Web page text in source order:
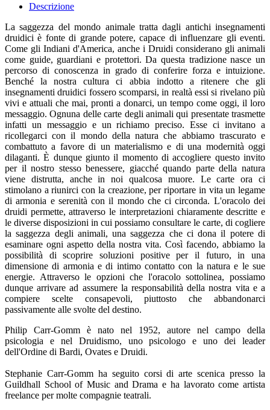
Descrizione
La saggezza del mondo animale tratta dagli antichi insegnamenti
druidici è fonte di grande potere, capace di influenzare gli eventi.
Come gli Indiani d'America, anche i Druidi considerano gli animali
come guide, guardiani e protettori. Da questa tradizione nasce un
percorso di conoscenza in grado di conferire forza e intuizione.
Benché la nostra cultura ci abbia indotto a ritenere che gli
insegnamenti druidici fossero scomparsi, in realtà essi si rivelano più
vivi e attuali che mai, pronti a donarci, un tempo come oggi, il loro
messaggio. Ognuna delle carte degli animali qui presentate trasmette
infatti un messaggio e un richiamo preciso. Esse ci invitano a
ricollegarci con il mondo della natura che abbiamo trascurato e
combattuto a favore di un materialismo e di una modernità oggi
dilaganti. È dunque giunto il momento di accogliere questo invito
per il nostro stesso benessere, giacché quando parte della natura
viene distrutta, anche in noi qualcosa muore. Le carte ora ci
stimolano a riunirci con la creazione, per riportare in vita un legame
di armonia e serenità con il mondo che ci circonda. L'oracolo dei
druidi permette, attraverso le interpretazioni chiaramente descritte e
le diverse disposizioni in cui possiamo consultare le carte, di cogliere
la saggezza degli animali, una saggezza che ci dona il potere di
esaminare ogni aspetto della nostra vita. Così facendo, abbiamo la
possibilità di scoprire soluzioni positive per il futuro, in una
dimensione di armonia e di intimo contatto con la natura e le sue
energie. Attraverso le opzioni che l'oracolo sottolinea, possiamo
dunque arrivare ad assumere la responsabilità della nostra vita e a
compiere scelte consapevoli, piuttosto che abbandonarci
passivamente alle svolte del destino.
Philip Carr-Gomm è nato nel 1952, autore nel campo della
psicologia e nel Druidismo, uno psicologo e uno dei leader
dell'Ordine di Bardi, Ovates e Druidi.
Stephanie Carr-Gomm ha seguito corsi di arte scenica presso la
Guildhall School of Music and Drama e ha lavorato come artista
freelance per molte compagnie teatrali.